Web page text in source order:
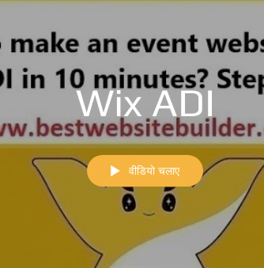
Wix ADI
वीडियो चलाए